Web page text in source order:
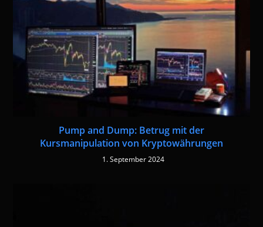
Pump and Dump: Betrug mit der
Kursmanipulation von Kryptowährungen
1. September 2024